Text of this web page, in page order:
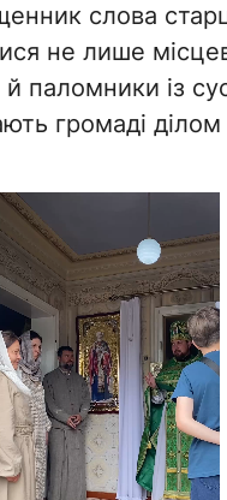
слова
не лише
паломники із
громаді ділом